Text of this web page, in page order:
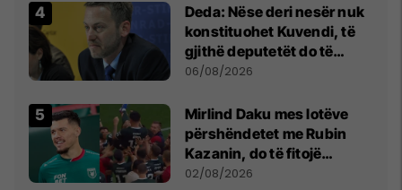
Deda: Nëse deri nesër nuk
konstituohet Kuvendi, të
gjithë deputetët do të
bëjnë shkelje të rëndë
06/08/2026
Mirlind Daku mes lotëve
përshëndetet me Rubin
Kazanin, do të fitojë
miliona te Spartak Moska
02/08/2026